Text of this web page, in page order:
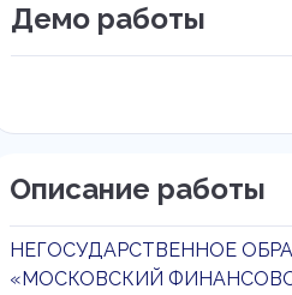
Демо работы
Описание работы
НЕГОСУДАРСТВЕННОЕ
«МОСКОВСКИЙ